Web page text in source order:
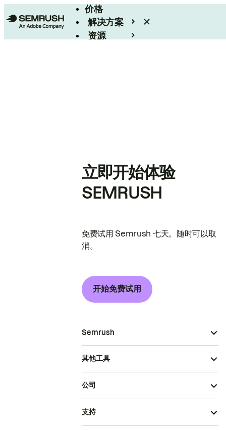
价格
解决方案
资源
立即开始体验
SEMRUSH
免费试用 Semrush 七天。随时可以取
消。
开始免费试用
Semrush
其他工具
公司
支持